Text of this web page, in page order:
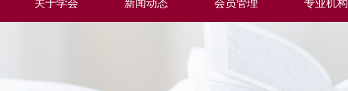
关于学会 新闻动态 会员管理 专业机构